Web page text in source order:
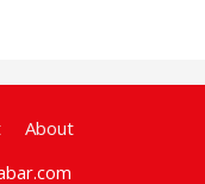
About